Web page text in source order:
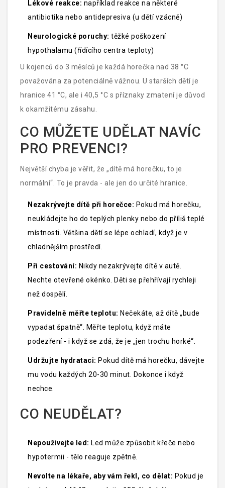
Lékové reakce: například reakce na některé
antibiotika nebo antidepresiva (u dětí vzácně)
Neurologické poruchy: těžké poškození
hypothalamu (řídícího centra teploty)
U kojenců do 3 měsíců je každá horečka nad 38 °C
považována za potenciálně vážnou. U starších dětí je
hranice 41 °C, ale i 40,5 °C s příznaky zmatení je důvod
k okamžitému zásahu.
CO MŮŽETE UDĚLAT NAVÍC
PRO PREVENCI?
Největší chyba je věřit, že „dítě má horečku, to je
normální“. To je pravda - ale jen do určité hranice.
Nezakrývejte dítě při horečce: Pokud má horečku,
neukládejte ho do teplých plenky nebo do příliš teplé
místnosti. Většina dětí se lépe ochladí, když je v
chladnějším prostředí.
Při cestování: Nikdy nezakrývejte dítě v autě.
Nechte otevřené okénko. Děti se přehřívají rychleji
než dospělí.
Pravidelně měřte teplotu: Nečekáte, až dítě „bude
vypadat špatně“. Měřte teplotu, když máte
podezření - i když se zdá, že je „jen trochu horké“.
Udržujte hydrataci: Pokud dítě má horečku, dávejte
mu vodu každých 20-30 minut. Dokonce i když
nechce.
CO NEUDĚLAT?
Nepoužívejte led: Led může způsobit křeče nebo
hypotermii - tělo reaguje zpětně.
Nevolte na lékaře, aby vám řekl, co dělat: Pokud je